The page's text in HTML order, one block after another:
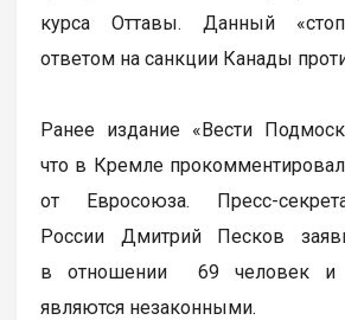
курса Оттавы. Данный
ответом на санкции Канады
Ранее издание «Вести
что в Кремле
от Евросоюза. Пресс-
России Дмитрий Песков
в отношении 69 человек и
являются незаконными.